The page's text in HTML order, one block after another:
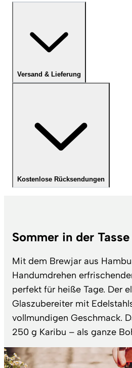
Versand & Lieferung
Kostenlose Rücksendungen
Sommer in der Tasse
Mit dem Brewjar aus
Handumdrehen
perfekt für heiße Tage. Der
Glaszubereiter mit
vollmundigen Geschmack.
250 g Karibu – als ganze